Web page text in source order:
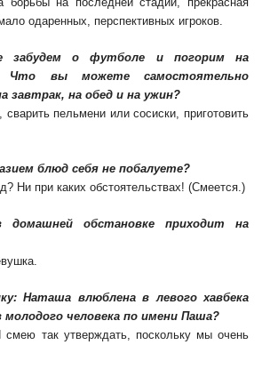
одаренных, перспективных игроков.
забудем о футболе и погорим на
Что вы можете самостоятельно
завтрак, на обед и на ужин?
пельмени или сосиски, приготовить
блюд себя не побалуете?
Ни при каких обстоятельствах! (Смеется.)
обстановке приходит на
Наташа влюблена в левого хавбека
молодого человека по имени Паша?
так утверждать, поскольку мы очень